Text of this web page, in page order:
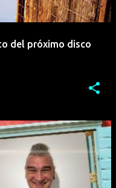
del próximo disco